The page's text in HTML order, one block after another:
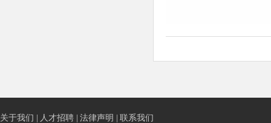
关于我们 | 人才招聘 | 法律声明 |
联系我们